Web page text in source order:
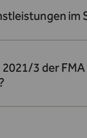
im
3 der